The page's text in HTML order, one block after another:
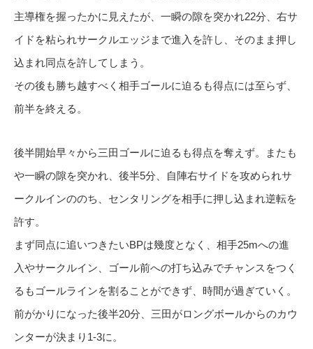
主導権を握ったかに見えたが、一瞬の隙を突かれ22分、右サ
イドを粘られサークルエッジまで進入を許し、そのまま押し
込まれ同点を許してしまう。
その後も勝ち越すべく相手ゴールに迫るも得点には至らず、
前半を終える。
後半開始早々から三田ゴールに迫るも得点を奪えず。またも
や一瞬の隙を突かれ、後半5分、自陣右サイドを攻められサ
ークルインののち、センタリングを相手に押し込まれ逆転を
許す。
まず同点に追いつきたいBPは幾度となく、相手25mへの進
入やサークルイン、ゴール前への打ち込みでチャンスをつく
るもゴールラインを割ることができず、時間が過ぎていく。
前がかりになった後半20分、三田がロングボールからのカウ
ンターが決まり1-3に。